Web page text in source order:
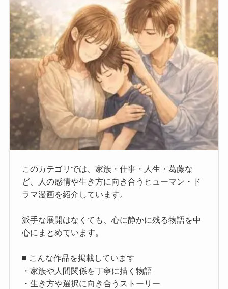
このカテゴリでは、家族・仕事・人生・葛藤な
ど、人の感情や生き方に向き合うヒューマン・ド
ラマ漫画を紹介しています。
派手な展開はなくても、心に静かに残る物語を中
心にまとめています。
■ こんな作品を掲載しています
・家族や人間関係を丁寧に描く物語
・生き方や選択に向き合うストーリー